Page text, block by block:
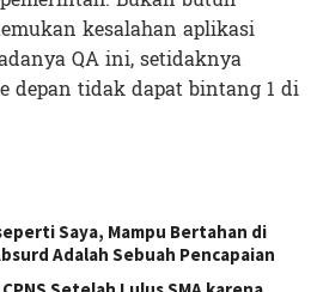
kesalahan aplikasi
QA ini, setidaknya
depan tidak dapat bintang 1 di
Saya, Mampu Bertahan di
Adalah Sebuah Pencapaian